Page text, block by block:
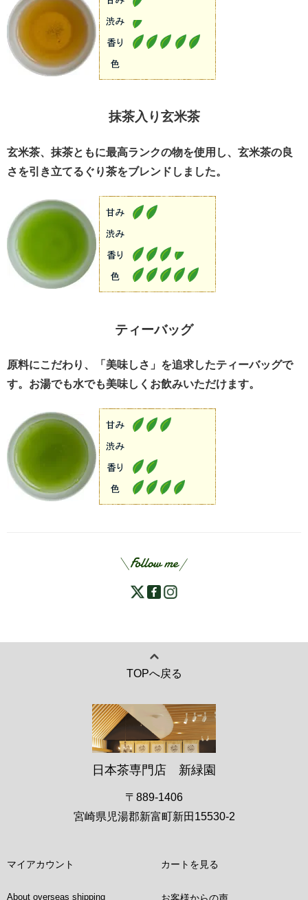
抹茶入り玄米茶
玄米茶、抹茶ともに最高ランクの物を使用し、玄米茶の良
さを引き立てるぐり茶をブレンドしました。
ティーバッグ
原料にこだわり、「美味しさ」を追求したティーバッグで
す。お湯でも水でも美味しくお飲みいただけます。
TOPへ戻る
日本茶専門店 新緑園
〒889-1406
宮崎県児湯郡新富町新田15530-2
マイアカウント カートを見る
About overseas shipping お客様からの声